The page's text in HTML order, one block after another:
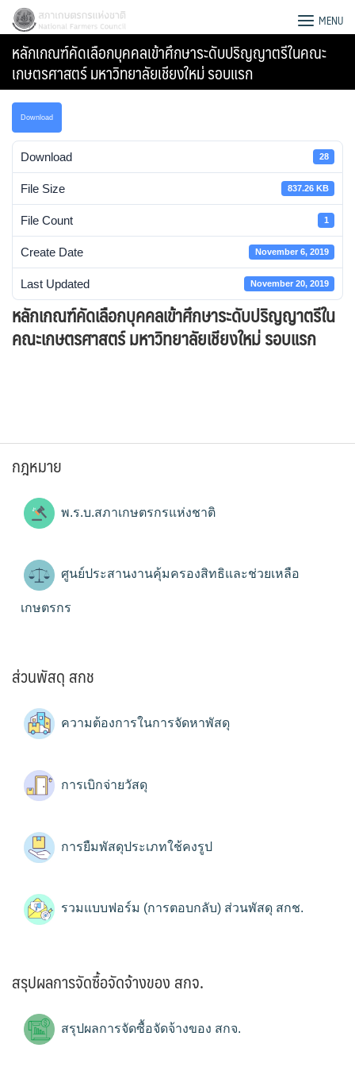
Skip
content
Search
for:
สภาเกษตรกรแห่งชาติ MENU
หลักเกณฑ์คัดเลือกบุคคลเข้าศึกษาระดับปริญญาตรีในคณะ
เกษตรศาสตร์ มหาวิทยาลัยเชียงใหม่ รอบแรก
Download
Download 28
File Size 837.26 KB
File Count 1
Create Date November 6, 2019
Last Updated November 20, 2019
หลักเกณฑ์คัดเลือกบุคคลเข้าศึกษาระดับปริญญาตรีใน
คณะเกษตรศาสตร์ มหาวิทยาลัยเชียงใหม่ รอบแรก
กฎหมาย
พ.ร.บ.สภาเกษตรกรแห่งชาติ
ศูนย์ประสานงานคุ้มครองสิทธิและช่วยเหลือ
เกษตรกร
ส่วนพัสดุ สกช
ความต้องการในการจัดหาพัสดุ
การเบิกจ่ายวัสดุ
การยืมพัสดุประเภทใช้คงรูป
รวมแบบฟอร์ม (การตอบกลับ) ส่วนพัสดุ สกช.
สรุปผลการจัดซื้อจัดจ้างของ สกจ.
สรุปผลการจัดซื้อจัดจ้างของ สกจ.